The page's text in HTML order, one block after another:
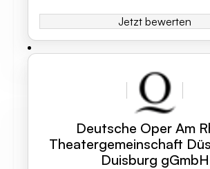
Jetzt bewerten
Deutsche Oper Am
Theatergemeinschaft
Duisburg gGmbH